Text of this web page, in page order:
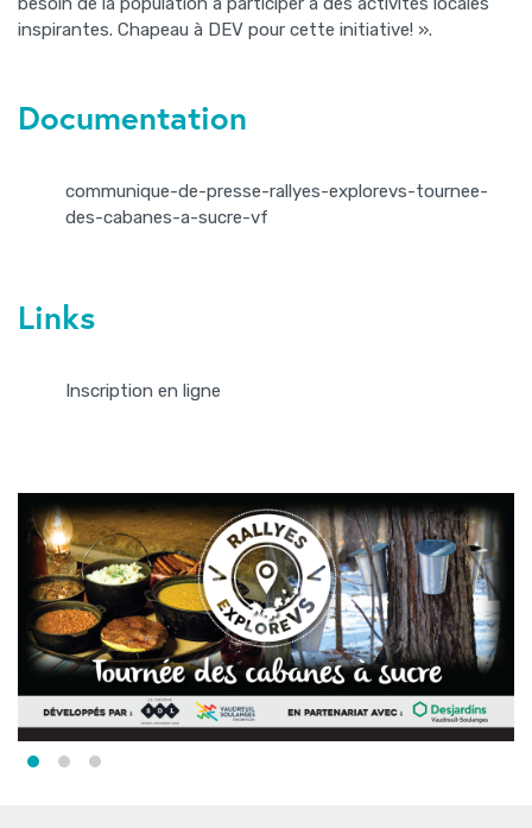
inspirantes. Chapeau à DEV pour cette initiative! ».
Documentation
communique-de-presse-rallyes-explorevs-tournee-
des-cabanes-a-sucre-vf
Links
Inscription en ligne